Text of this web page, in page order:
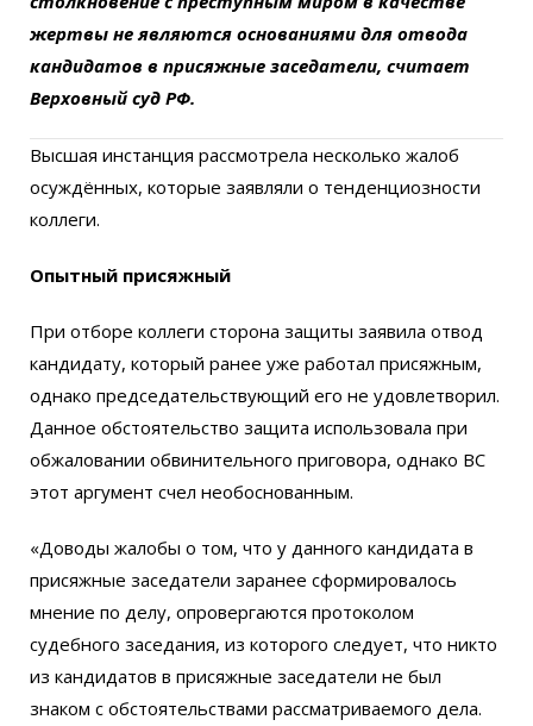
жертвы не являются основаниями для отвода
кандидатов в присяжные заседатели, считает
Верховный суд РФ.
Высшая инстанция рассмотрела несколько жалоб
осуждённых, которые заявляли о тенденциозности
коллеги.
Опытный присяжный
При отборе коллеги сторона защиты заявила отвод
кандидату, который ранее уже работал присяжным,
однако председательствующий его не удовлетворил.
Данное обстоятельство защита использовала при
обжаловании обвинительного приговора, однако ВС
этот аргумент счел необоснованным.
«Доводы жалобы о том, что у данного кандидата в
присяжные заседатели заранее сформировалось
мнение по делу, опровергаются протоколом
судебного заседания, из которого следует, что никто
из кандидатов в присяжные заседатели не был
знаком с обстоятельствами рассматриваемого дела.